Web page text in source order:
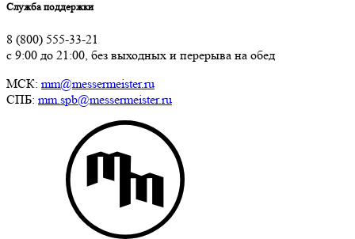
Служба поддержки
8 (800) 555-33-21
с 9:00 до 21:00, без выходных и перерыва на обед
МСК: mm@messermeister.ru
СПБ: mm.spb@messermeister.ru